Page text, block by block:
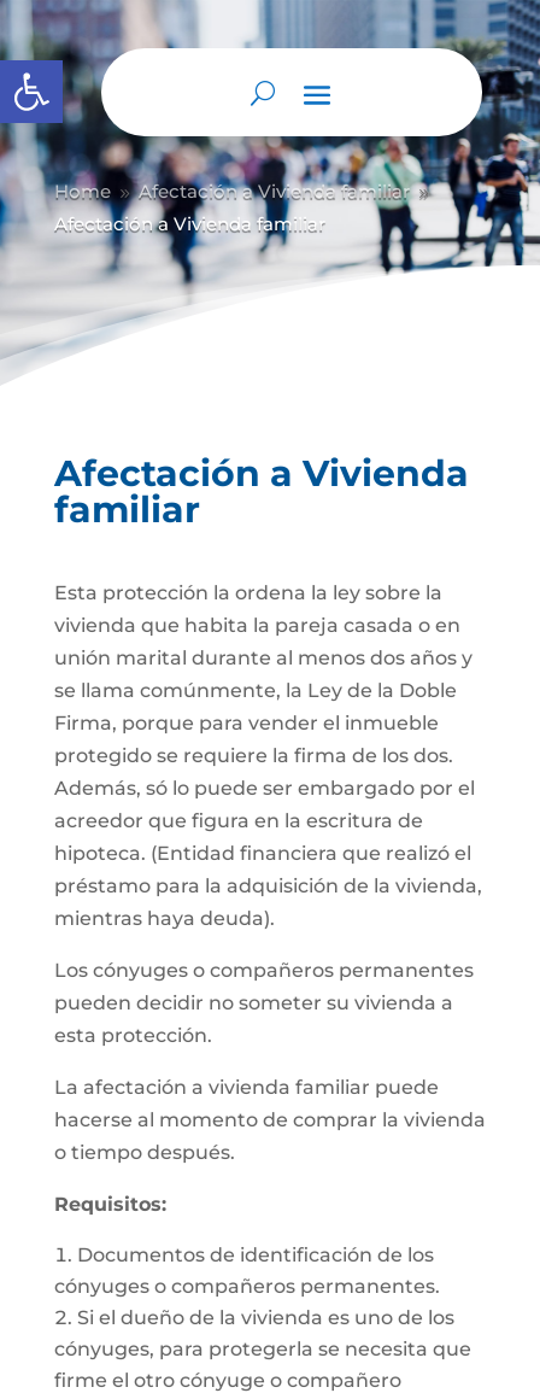
Abrir barra de herramientas
Home 9 Afectación a Vivienda familiar 9
Afectación a Vivienda familiar
Afectación a Vivienda
familiar
Esta protección la ordena la ley sobre la
vivienda que habita la pareja casada o en
unión marital durante al menos dos años y
se llama comúnmente, la Ley de la Doble
Firma, porque para vender el inmueble
protegido se requiere la firma de los dos.
Además, só lo puede ser embargado por el
acreedor que figura en la escritura de
hipoteca. (Entidad financiera que realizó el
préstamo para la adquisición de la vivienda,
mientras haya deuda).
Los cónyuges o compañeros permanentes
pueden decidir no someter su vivienda a
esta protección.
La afectación a vivienda familiar puede
hacerse al momento de comprar la vivienda
o tiempo después.
Requisitos:
Documentos de identificación de los
cónyuges o compañeros permanentes.
Si el dueño de la vivienda es uno de los
cónyuges, para protegerla se necesita que
firme el otro cónyuge o compañero